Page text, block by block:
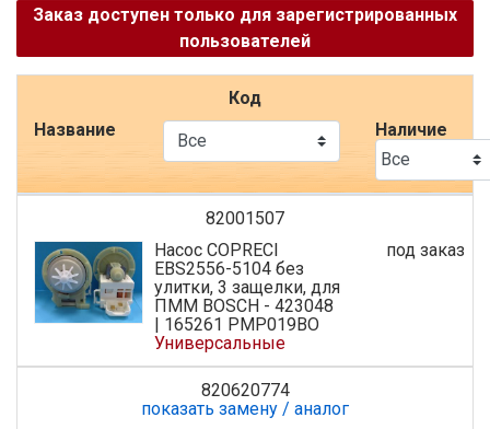
Заказ доступен только для зарегистрированных
пользователей
Код
Название
Наличие
82001507
Насос COPRECI
EBS2556-5104 без
улитки, 3 защелки, для
ПММ BOSCH - 423048
| 165261 PMP019BO
Универсальные
под заказ
820620774
показать замену / аналог